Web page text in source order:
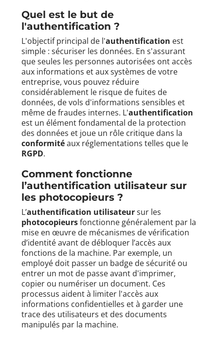
Quel est le but de
l'authentification ?
L'objectif principal de l'authentification est
simple : sécuriser les données. En s'assurant
que seules les personnes autorisées ont accès
aux informations et aux systèmes de votre
entreprise, vous pouvez réduire
considérablement le risque de fuites de
données, de vols d'informations sensibles et
même de fraudes internes. L'authentification
est un élément fondamental de la protection
des données et joue un rôle critique dans la
conformitéaux réglementations telles que le
RGPD.
Comment fonctionne
l’authentification utilisateur sur
les photocopieurs ?
L’authentification utilisateursur les
photocopieursfonctionne généralement par la
mise en œuvre de mécanismes de vérification
d’identité avant de débloquer l’accès aux
fonctions de la machine. Par exemple, un
employé doit passer un badge de sécurité ou
entrer un mot de passe avant d'imprimer,
copier ou numériser un document. Ces
processus aident à limiter l'accès aux
informations confidentielles et à garder une
trace des utilisateurs et des documents
manipulés par la machine.